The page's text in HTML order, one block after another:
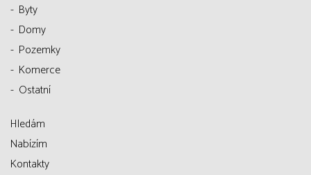
Byty
Domy
Pozemky
Komerce
Ostatní
Hledám
Nabízím
Kontakty